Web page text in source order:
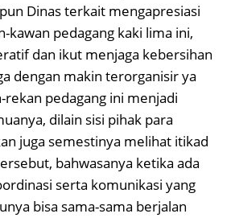
Dinas terkait mengapresiasi
kawan pedagang kaki lima ini,
dan ikut menjaga kebersihan
dengan makin terorganisir ya
rekan pedagang ini menjadi
dilain sisi pihak para
juga semestinya melihat itikad
bahwasanya ketika ada
serta komunikasi yang
bisa sama-sama berjalan